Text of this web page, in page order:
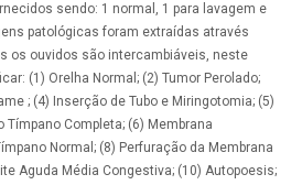
sendo: 1 normal, 1 para lavagem e
patológicas foram extraídas através
os ouvidos são intercambiáveis, neste
(1) Orelha Normal; (2) Tumor Perolado;
; (4) Inserção de Tubo e Miringotomia; (5)
Tímpano Completa; (6) Membrana
Normal; (8) Perfuração da Membrana
Aguda Média Congestiva; (10) Autopoesis;